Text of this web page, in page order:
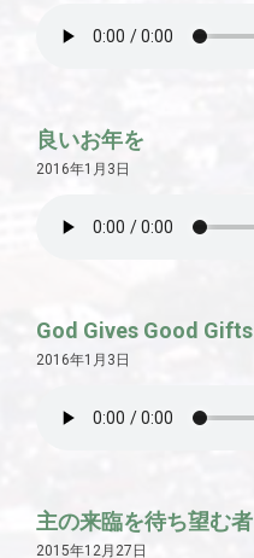
良いお年を
2016年1月3日
God Gives Good Gifts
2016年1月3日
主の来臨を待ち望む者
2015年12月27日